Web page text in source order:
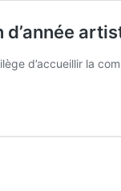
d’année
d’accueillir la